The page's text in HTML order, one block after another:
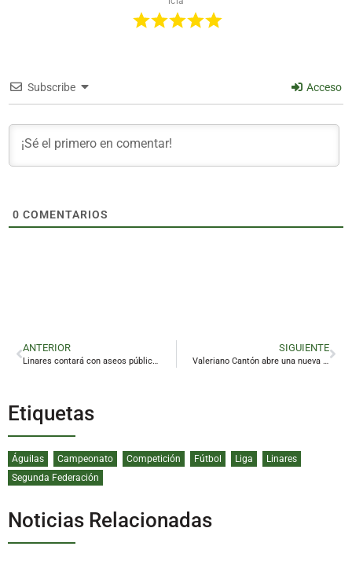
Subscribe Acceso
0 COMENTARIOS
ANTERIOR
Linares contará con aseos públicos autolimpiables
SIGUIENTE
Valeriano Cantón abre una nueva etapa en el corazón espiritual de Linares
Etiquetas
Águilas Campeonato Competición Fútbol Liga
Linares
Segunda Federación
Noticias Relacionadas